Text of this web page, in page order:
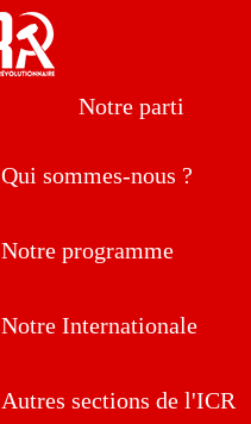
Notre parti
Qui sommes-nous ?
Notre programme
Notre Internationale
Autres sections de l'ICR